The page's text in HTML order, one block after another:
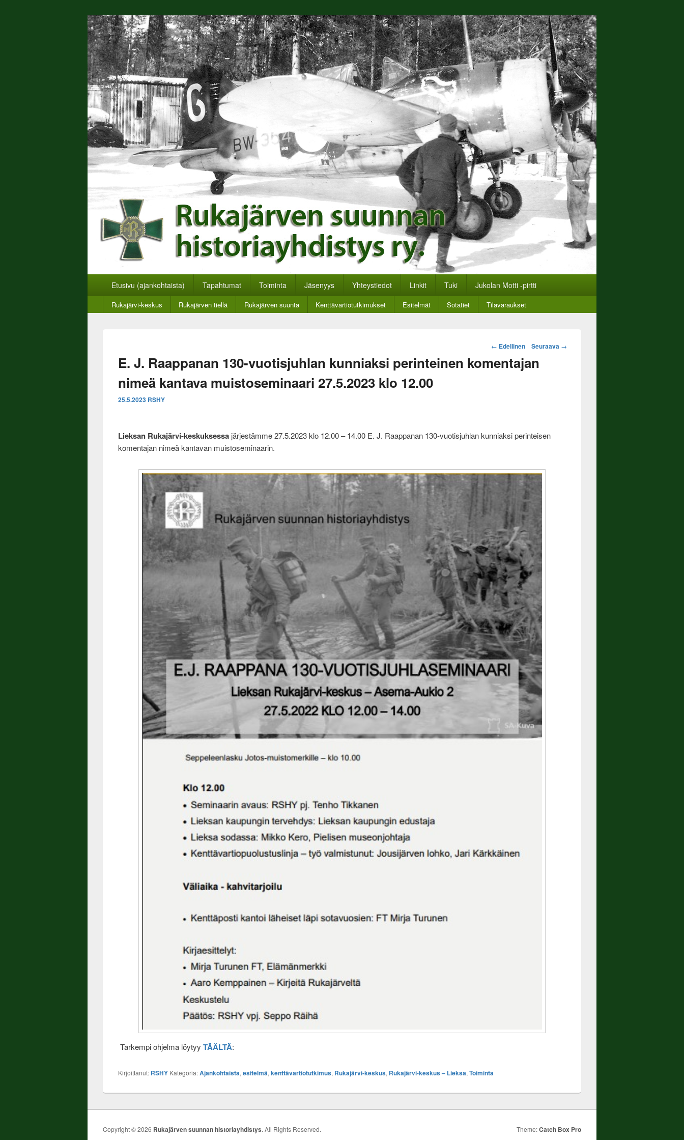
Rukajärven suunnan historiayhdistys
Rukajärven suunnan historiayhdistyksen verkkosivut.
PäävalikkoEtusivu (ajankohtaista) Tapahtumat Toiminta Jäsenyys Yhteystiedot Linkit Tuki Jukolan Motti -pirtti
valikko
Rukajärvi-keskus Rukajärven tiellä Rukajärven suunta Kenttävartiotutkimukset Esitelmät Sotatiet Tilavaraukset
Post
navigation
← Edellinen Seuraava →
E. J. Raappanan 130-vuotisjuhlan kunniaksi perinteinen komentajan
nimeä kantava muistoseminaari 27.5.2023 klo 12.00
25.5.2023 RSHY
Lieksan Rukajärvi-keskuksessa järjestämme 27.5.2023 klo 12.00 – 14.00 E. J. Raappanan 130-vuotisjuhlan kunniaksi perinteisen
komentajan nimeä kantavan muistoseminaarin.
Tarkempi ohjelma löytyy TÄÄLTÄ:
Kirjoittanut: RSHY Kategoria:Ajankohtaista, esitelmä, kenttävartiotutkimus, Rukajärvi-keskus, Rukajärvi-keskus – Lieksa, Toiminta
Copyright © 2026 Rukajärven suunnan historiayhdistys. All Rights Reserved. Theme:Catch Box Pro